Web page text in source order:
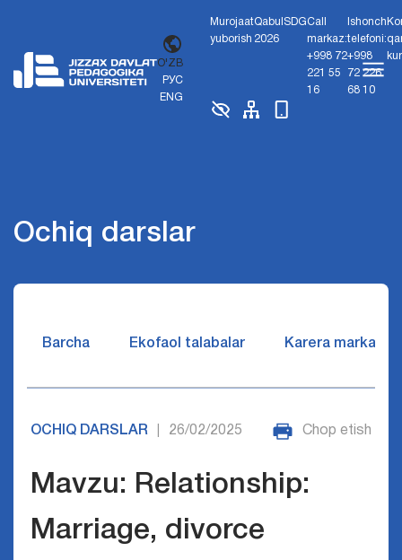
O'ZB
РУС
ENG
Murojaat
yuborish
Qabul
2026
SDGCall
markaz:
+998 72
221 55
16
Ishonch
telefoni:
+998
72 226
68 10
Ochiq darslar
Barcha Ekofaol talabalar Karera markazi
OCHIQ DARSLAR 26/02/2025 Chop etish
Mavzu: Relationship:
Marriage, divorce